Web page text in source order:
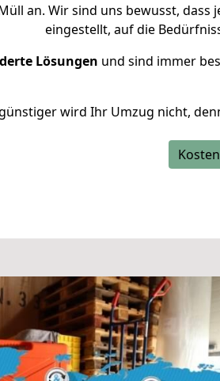
an. Wir sind uns bewusst,
eingestellt, auf die
Lösungen und sind immer
wird Ihr Umzug nicht,